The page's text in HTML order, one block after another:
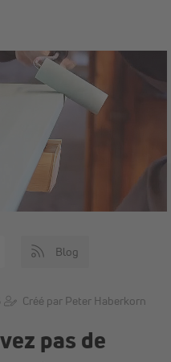
Blog
Créé par Peter Haberkorn
pas de